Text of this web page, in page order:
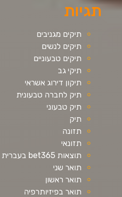
תגיות
תיקים מגניבים
תיקים לנשים
תיקים טבעוניים
תיקי גב
תיקון דירוג אשראי
תיק לחברה טבעונית
תיק טבעוני
תיק
תזונה
תזונאי
תוצאות bet365 בעברית
תואר שני
תואר ראשון
תואר בפיזיותרפיה